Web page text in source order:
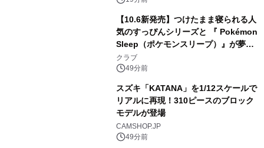
【10.6新発売】つけたまま寝られる人
気のすっぴんシリーズと 『 Pokémon
Sleep（ポケモンスリープ）』が夢の
コラボレーション！
クラブ
49分前
スズキ「KATANA」を1/12スケールで
リアルに再現！310ピースのブロック
モデルが登場
CAMSHOP.JP
49分前